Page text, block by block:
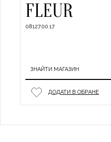
FLEUR
08127.00.17
ЗНАЙТИ МАГАЗИН
ДОДАТИ В ОБРАНЕ